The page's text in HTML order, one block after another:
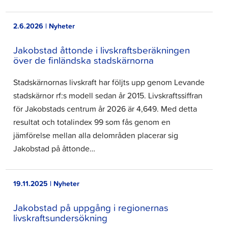
2.6.2026 | Nyheter
Jakobstad åttonde i livskraftsberäkningen
över de finländska stadskärnorna
Stadskärnornas livskraft har följts upp genom Levande
stadskärnor rf:s modell sedan år 2015. Livskraftssiffran
för Jakobstads centrum år 2026 är 4,649. Med detta
resultat och totalindex 99 som fås genom en
jämförelse mellan alla delområden placerar sig
Jakobstad på åttonde…
19.11.2025 | Nyheter
Jakobstad på uppgång i regionernas
livskraftsundersökning